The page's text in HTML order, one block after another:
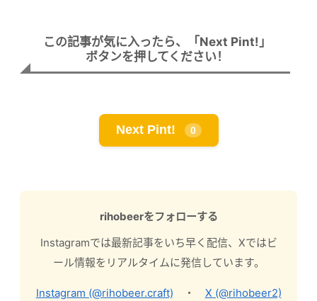
この記事が気に入ったら、「Next Pint!」
ボタンを押してください！
Next Pint! 0
rihobeerをフォローする
Instagramでは最新記事をいち早く配信、Xではビ
ール情報をリアルタイムに発信しています。
Instagram (@rihobeer.craft) ・ X (@rihobeer2)